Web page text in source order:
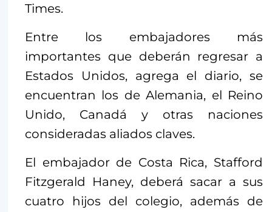
Times.
Entre los embajadores más
importantes que deberán regresar a
Estados Unidos, agrega el diario, se
encuentran los de Alemania, el Reino
Unido, Canadá y otras naciones
consideradas aliados claves.
El embajador de Costa Rica, Stafford
Fitzgerald Haney, deberá sacar a sus
cuatro hijos del colegio, además de